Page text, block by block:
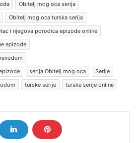
Obitelj mog oca serija
Obitelj mog oca turska serija
i njegova porodica epizode online
epizode
serija Obitelj mog oca
Serije
turske serije
turske serije online